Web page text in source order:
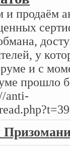
и продаём
у
и с
прошло
anti-